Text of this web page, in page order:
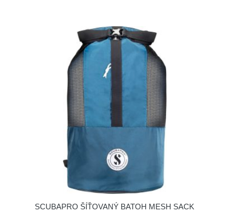
SCUBAPRO ŠÍŤOVANÝ BATOH MESH SACK